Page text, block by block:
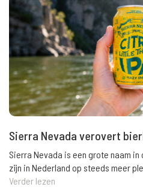
Sierra Nevada verovert
Sierra Nevada is een grote naam
zijn in Nederland op steeds meer
Verder lezen